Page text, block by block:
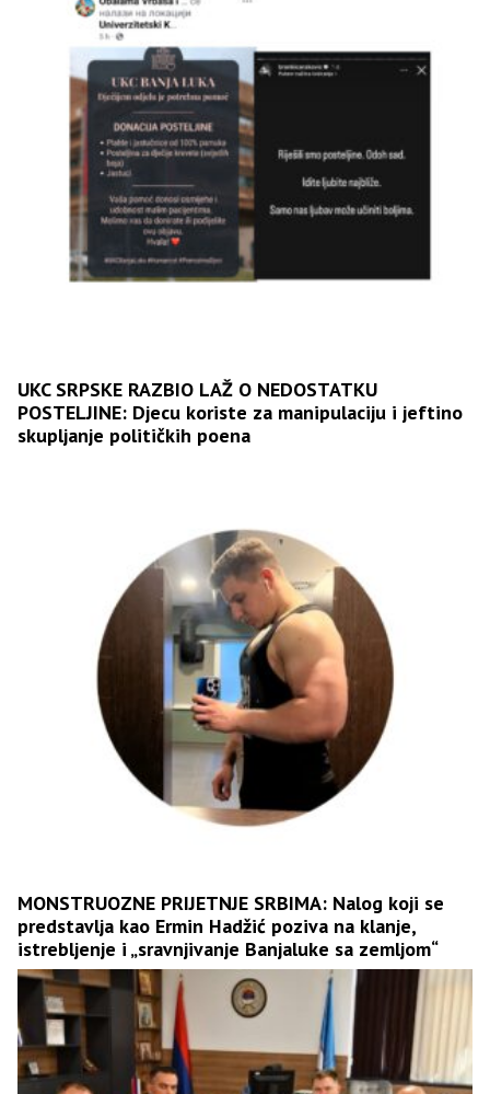
UKC SRPSKE RAZBIO LAŽ O NEDOSTATKU
POSTELJINE: Djecu koriste za manipulaciju i jeftino
skupljanje političkih poena
MONSTRUOZNE PRIJETNJE SRBIMA: Nalog koji se
predstavlja kao Ermin Hadžić poziva na klanje,
istrebljenje i „sravnjivanje Banjaluke sa zemljom“